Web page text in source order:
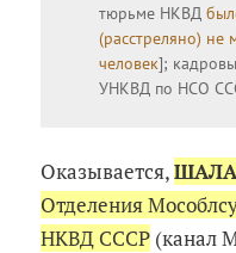
тюрьме НКВД
(расстреляно) не
человек];
УНКВД по НСО
Оказывается,
Отделения
НКВД СССР (канал